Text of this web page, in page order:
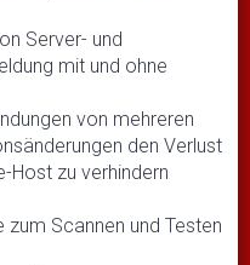
Server- und
mit und ohne
von mehreren
den Verlust
Host zu verhindern
Scannen und Testen